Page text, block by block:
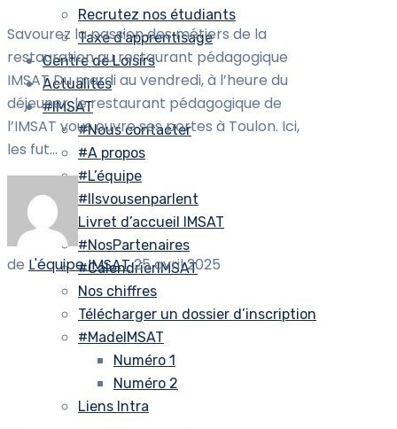
Recrutez nos étudiants
Taxe d’apprentisage
Centre de Loisirs
Actualités
#IMSAT
#Nous contacter
#A propos
#L’équipe
#Ilsvousenparlent
Livret d’accueil IMSAT
#NosPartenaires
#CalendrierIMSAT
Nos chiffres
Télécharger un dossier d’inscription
#MadeIMSAT
Numéro 1
Numéro 2
Liens Intra
Savourez la passion des métiers de la
restauration au restaurant pédagogique
IMSAT Du mardi au vendredi, à l’heure du
déjeuner, le restaurant pédagogique de
l’IMSAT vous ouvre ses portes à Toulon. Ici,
les fut...
de L'équipe IMSAT25 avril 2025